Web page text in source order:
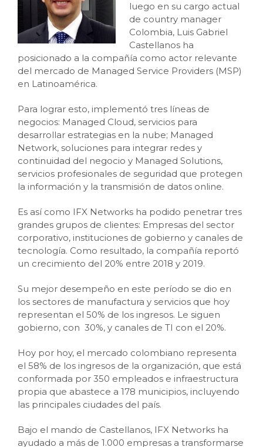
luego en su cargo actual
de country manager
Colombia, Luis Gabriel
Castellanos ha
posicionado a la compañía como actor relevante
del mercado de Managed Service Providers (MSP)
en Latinoamérica.
Para lograr esto, implementó tres líneas de
negocios: Managed Cloud, servicios para
desarrollar estrategias en la nube; Managed
Network, soluciones para integrar redes y
continuidad del negocio y Managed Solutions,
servicios profesionales de seguridad que protegen
la información y la transmisión de datos online.
Es así como IFX Networks ha podido penetrar tres
grandes grupos de clientes: Empresas del sector
corporativo, instituciones de gobierno y canales de
tecnología. Como resultado, la compañía reportó
un crecimiento del 20% entre 2018 y 2019.
Su mejor desempeño en este período se dio en
los sectores de manufactura y servicios que hoy
representan el 50% de los ingresos. Le siguen
gobierno, con 30%, y canales de TI con el 20%.
Hoy por hoy, el mercado colombiano representa
el 58% de los ingresos de la organización, que está
conformada por 350 empleados e infraestructura
propia que abastece a 178 municipios, incluyendo
las principales ciudades del país.
Bajo el mando de Castellanos, IFX Networks ha
ayudado a más de 1.000 empresas a transformarse